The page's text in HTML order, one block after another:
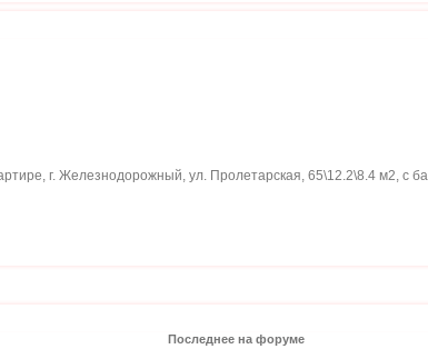
г. Железнодорожный, ул. Пролетарская, 65\12.2\8.4 м2, с
Последнее на форуме